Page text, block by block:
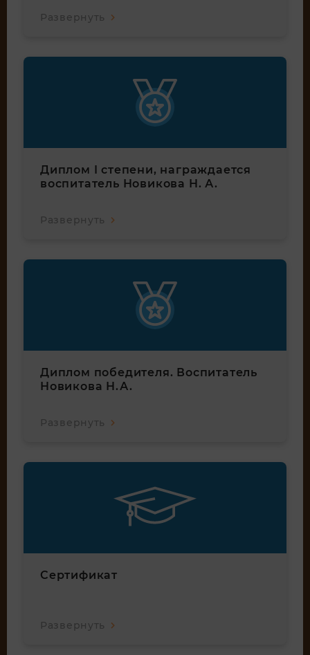
Развернуть
Диплом I степени, награждается
воспитатель Новикова Н. А.
Развернуть
Диплом победителя. Воспитатель
Новикова Н.А.
Развернуть
Сертификат
Развернуть